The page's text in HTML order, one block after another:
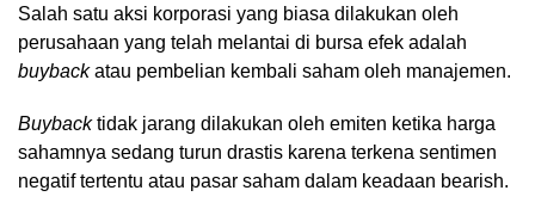
Salah satu aksi korporasi yang biasa dilakukan oleh
perusahaan yang telah melantai di bursa efek adalah
buybackatau pembelian kembali saham oleh manajemen.
Buybacktidak jarang dilakukan oleh emiten ketika harga
sahamnya sedang turun drastis karena terkena sentimen
negatif tertentu atau pasar saham dalam keadaan bearish.